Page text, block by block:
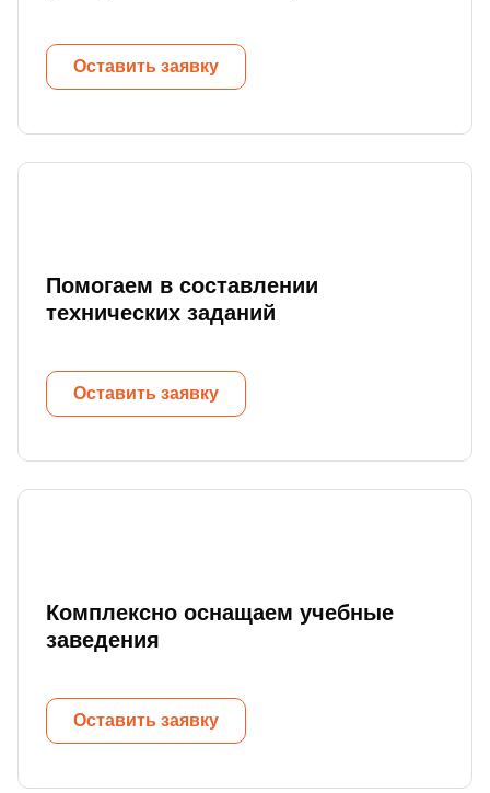
Оставить заявку
Помогаем в составлении
технических заданий
Оставить заявку
Комплексно оснащаем учебные
заведения
Оставить заявку